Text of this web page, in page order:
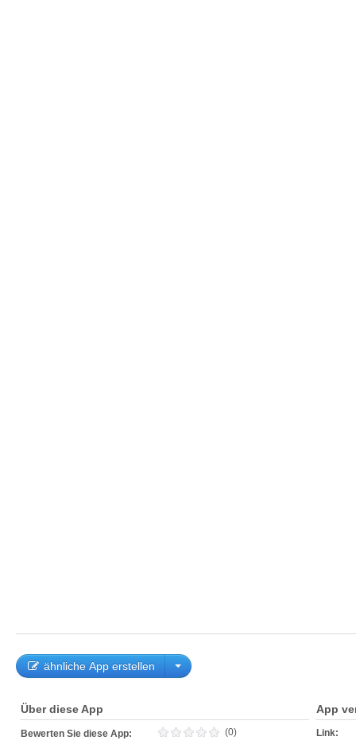
ähnliche App erstellen
Über diese App
Bewerten Sie diese App: (0)
App
Link: